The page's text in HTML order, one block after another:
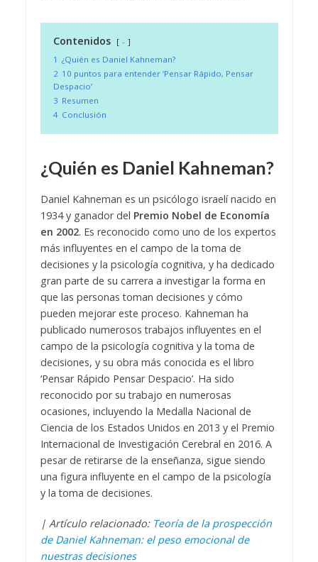
Contenidos
-
1 ¿Quién es Daniel Kahneman?
2 10 puntos para entender ‘Pensar Rápido, Pensar
Despacio’
3 Resumen
4 Conclusión
¿Quién es Daniel Kahneman?
Daniel Kahneman es un psicólogo israelí nacido en
1934 y ganador del Premio Nobel de Economía
en 2002. Es reconocido como uno de los expertos
más influyentes en el campo de la toma de
decisiones y la psicología cognitiva, y ha dedicado
gran parte de su carrera a investigar la forma en
que las personas toman decisiones y cómo
pueden mejorar este proceso. Kahneman ha
publicado numerosos trabajos influyentes en el
campo de la psicología cognitiva y la toma de
decisiones, y su obra más conocida es el libro
‘Pensar Rápido Pensar Despacio’. Ha sido
reconocido por su trabajo en numerosas
ocasiones, incluyendo la Medalla Nacional de
Ciencia de los Estados Unidos en 2013 y el Premio
Internacional de Investigación Cerebral en 2016. A
pesar de retirarse de la enseñanza, sigue siendo
una figura influyente en el campo de la psicología
y la toma de decisiones.
| Artículo relacionado: Teoría de la prospección
de Daniel Kahneman: el peso emocional de
nuestras decisiones